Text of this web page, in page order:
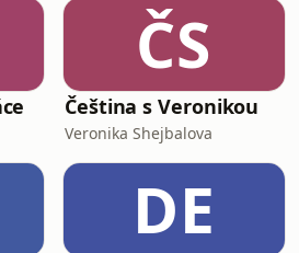
i o tom, proč se
dohnat na posledníČS
Čeština s Veronikou
Veronika Shejbalova
DE